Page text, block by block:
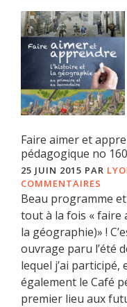
Faire aimer et
pédagogique no 160
25 JUIN 2015 PAR
COMMENTAIRES
Beau programme
tout à la fois « faire
la géographie)» !
ouvrage paru l’été
lequel j’ai participé,
également le Café
premier lieu aux